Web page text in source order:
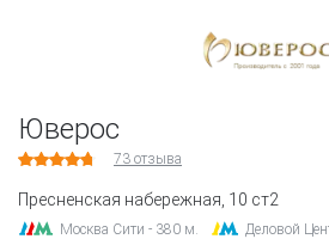
Юверос
73 отзыва
Пресненская набережная, 10 ст2
Москва Сити - 380 м. Деловой